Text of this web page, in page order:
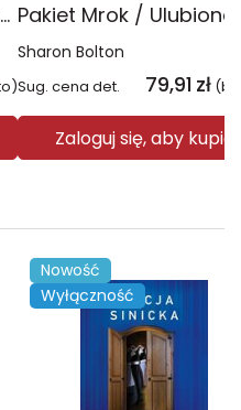
Nieznajoma żona wyd. 2025
Sharon Bolton
Sug. cena det. 79,91 zł
Zaloguj się, aby kupić
Nowość
Wyłączność